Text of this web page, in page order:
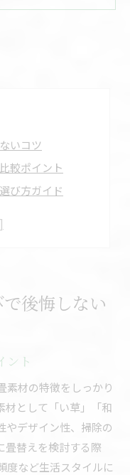
いコツ
較ポイント
び方ガイド
比較基準を解説
材を選ぶ方法
畳替えのコツ
スク徹底解説
理と素材選び
を解説
のメリット比較
時の選び方
後悔しない
ント
素材の特徴をしっかり
材として「い草」「和
やデザイン性、掃除の
畳替えを検討する際
度など生活スタイルに